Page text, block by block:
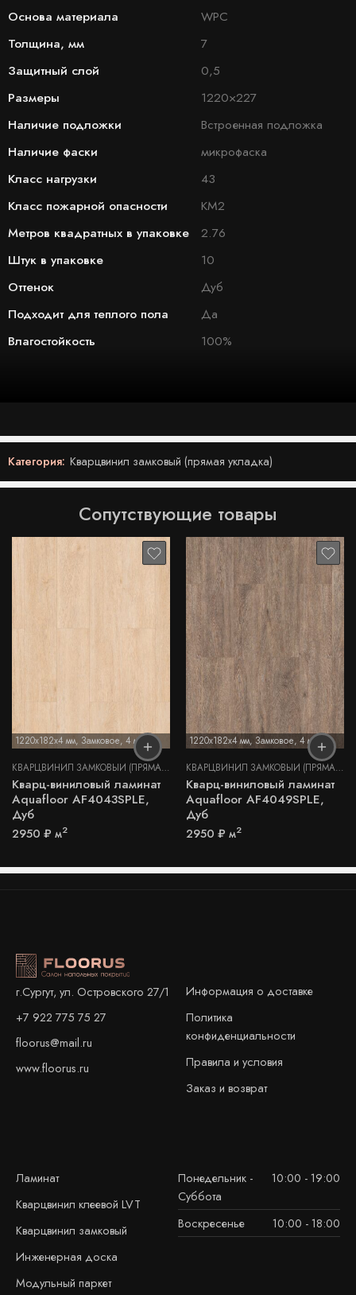
Основа материала
WPC
Толщина, мм
7
Защитный слой
0,5
Размеры
1220×227
Наличие подложки
Встроенная подложка
Наличие фаски
микрофаска
Класс нагрузки
43
Класс пожарной опасности
КМ2
Метров квадратных в упаковке
2.76
Штук в упаковке
10
Оттенок
Дуб
Подходит для теплого пола
Да
Влагостойкость
100%
Категория: Кварцвинил замковый (прямая укладка)
Сопутствующие товары
1220x182x4 мм, Замковое, 4 мм
КВАРЦВИНИЛ ЗАМКОВЫЙ (ПРЯМАЯ УКЛАДКА)
Кварц-виниловый ламинат
Aquafloor AF4043SPLE,
Дуб
2950 ₽ м2
1220x182x4 мм, Замковое, 4 мм
КВАРЦВИНИЛ ЗАМКОВЫЙ (ПРЯМАЯ УКЛАДКА)
Кварц-виниловый ламинат
Aquafloor AF4049SPLE,
Дуб
2950 ₽ м2
г.Сургут, ул. Островского 27/1
+7 922 775 75 27
floorus@mail.ru
www.floorus.ru
Информация о доставке
Политика
конфиденциальности
Правила и условия
Заказ и возврат
Ламинат
Кварцвинил клеевой LVT
Кварцвинил замковый
Инженерная доска
Модульный паркет
Понедельник -
Суббота
10:00 - 19:00
Воскресенье 10:00 - 18:00